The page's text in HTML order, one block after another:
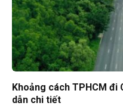
Khoảng cách TPHCM đi
dẫn chi tiết